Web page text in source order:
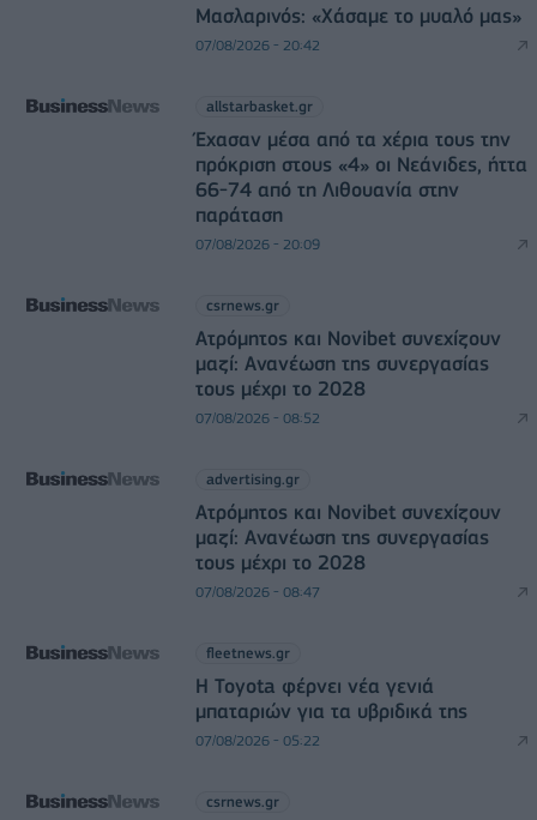
Μασλαρινός: «Χάσαμε το μυαλό μας»
07/08/2026 - 20:42
allstarbasket.gr
Έχασαν μέσα από τα χέρια τους την
πρόκριση στους «4» οι Νεάνιδες, ήττα
66-74 από τη Λιθουανία στην
παράταση
07/08/2026 - 20:09
csrnews.gr
Ατρόμητος και Novibet συνεχίζουν
μαζί: Ανανέωση της συνεργασίας
τους μέχρι το 2028
07/08/2026 - 08:52
advertising.gr
Ατρόμητος και Novibet συνεχίζουν
μαζί: Ανανέωση της συνεργασίας
τους μέχρι το 2028
07/08/2026 - 08:47
fleetnews.gr
Η Toyota φέρνει νέα γενιά
μπαταριών για τα υβριδικά της
07/08/2026 - 05:22
csrnews.gr